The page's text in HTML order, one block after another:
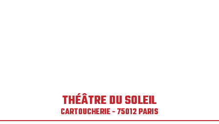
THÉÂTRE DU SOLEIL
CARTOUCHERIE - 75012 PARIS